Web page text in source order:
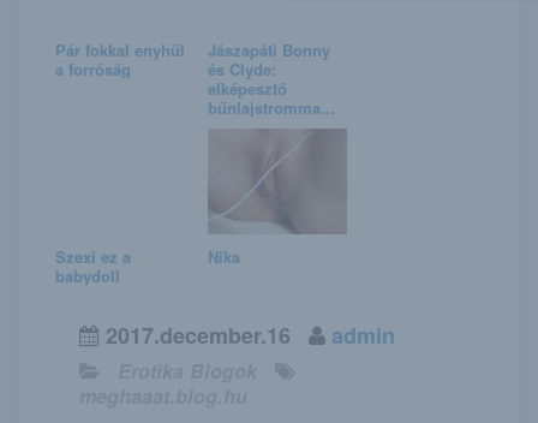
Pár fokkal enyhül
a forróság
Jászapáti Bonny
és Clyde:
elképesztő
bűnlajstromma...
Szexi ez a
babydoll
Nika
2017.december.16 admin